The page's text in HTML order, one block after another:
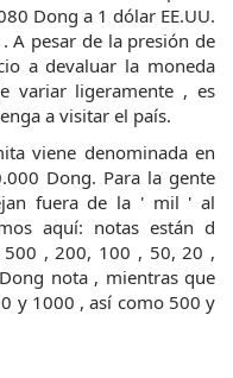
Dong a 1 dólar EE.UU.
A pesar de la presión de
a devaluar la moneda
variar ligeramente , es
a visitar el país.
viene denominada en
Dong. Para la gente
fuera de la ' mil ' al
aquí: notas están d
500 , 200, 100 , 50, 20 ,
nota , mientras que
y 1000 , así como 500 y